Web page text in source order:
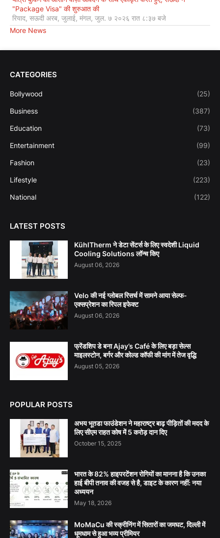
"Package Visa" की शुरुआत की
रियाद, सऊदी अरब, जुलाई, मंगल, जुल. ७ २०२६ रात ८:३७ बजे
More News
CATEGORIES
Bollywood (25)
Business (387)
Education (73)
Entertainment (99)
Fashion (23)
Lifestyle (223)
National (122)
LATEST POSTS
KühlTherm ने डेटा सेंटर्स के लिए स्वदेशी Liquid
Cooling Solutions लॉन्च किए
August 06, 2026
Velo की नई ग्लोबल रिसर्च में सामने आया सेल्फ-
एक्सप्रेशन का रिपल इफेक्ट
August 06, 2026
फ्रेंडशिप डे बना Ajay’s Café के लिए बड़ा सेल्स
माइलस्टोन, बर्गर और कोल्ड कॉफी की मांग में तेज वृद्धि
August 05, 2026
POPULAR POSTS
अभय भूतडा फाउंडेशन ने महाराष्ट्र बाढ़ पीड़ितों की मदद के
लिए सीएम राहत कोष में 5 करोड़ दान दिए
October 15, 2025
भारत के 82% हाइपरटेंशन रोगियों का मानना है कि उनका
हाई बीपी तनाव की वजह से है, डाइट के कारण नहीं: नया
अध्ययन
May 18, 2026
MoMaCu की स्क्रीनिंग में सितारों का जमघट, दिल्ली में
धूमधाम से हुआ भव्य प्रीमियर